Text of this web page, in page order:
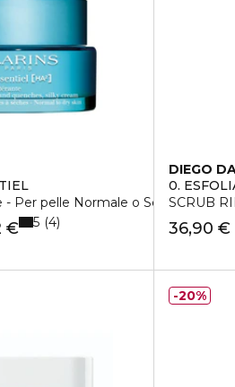
- Per pelle Normale o Secca
€ 5 4
DIEGO
0.
SCRUB
36,90 €
20%